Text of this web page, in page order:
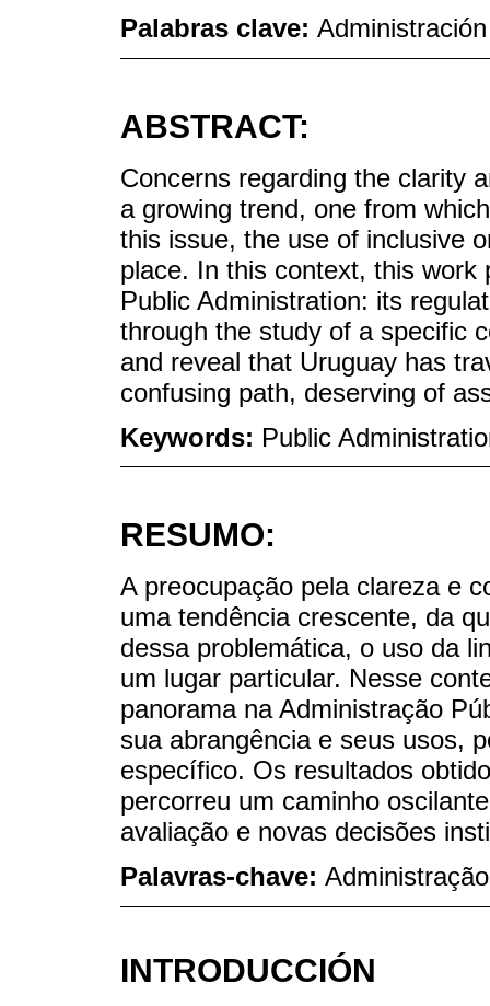
Palabras clave:
ABSTRACT:
Concerns regarding the clarity
a growing trend, one from
this issue, the use of inclusive
place. In this context, this work
Public Administration: its
through the study of a specific
and reveal that Uruguay has
confusing path, deserving of
Keywords: Public
RESUMO:
A preocupação pela clareza e
uma tendência crescente, da
dessa problemática, o uso da
um lugar particular. Nesse
panorama na Administração
sua abrangência e seus usos,
específico. Os resultados
percorreu um caminho
avaliação e novas decisões
Palavras-chave:
INTRODUCCIÓN